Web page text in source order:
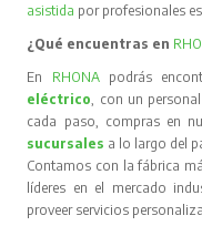
asistida por profesionales
¿Qué encuentras en
En RHONA podrás
eléctrico , con un
cada paso, compras en
sucursales a lo largo del
Contamos con la fábrica
líderes en el mercado
proveer servicios